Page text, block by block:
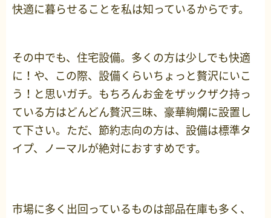
快適に暮らせることを私は知っているからです。
その中でも、住宅設備。多くの方は少しでも快適
に！や、この際、設備くらいちょっと贅沢にいこ
う！と思いガチ。もちろんお金をザックザク持っ
ている方はどんどん贅沢三昧、豪華絢爛に設置し
て下さい。ただ、節約志向の方は、設備は標準タ
イプ、ノーマルが絶対におすすめです。
市場に多く出回っているものは部品在庫も多く、